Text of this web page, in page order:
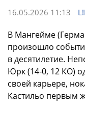
16.05.2026 11:13
В Мангейме
произошло
в десятилетие.
Юрк (14-0, 12 КО)
своей карьере,
Кастильо первым